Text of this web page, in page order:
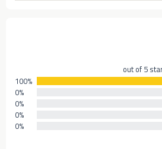
100%
0%
0%
0%
0%